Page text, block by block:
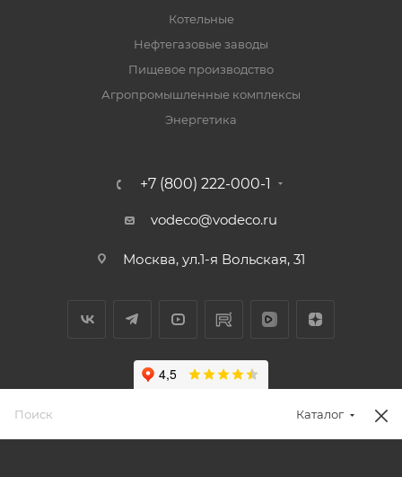
Котельные
Нефтегазовые заводы
Пищевое производство
Агропромышленные комплексы
Энергетика
+7 (800) 222-000-1
vodeco@vodeco.ru
Москва, ул.1-я Вольская, 31
Каталог